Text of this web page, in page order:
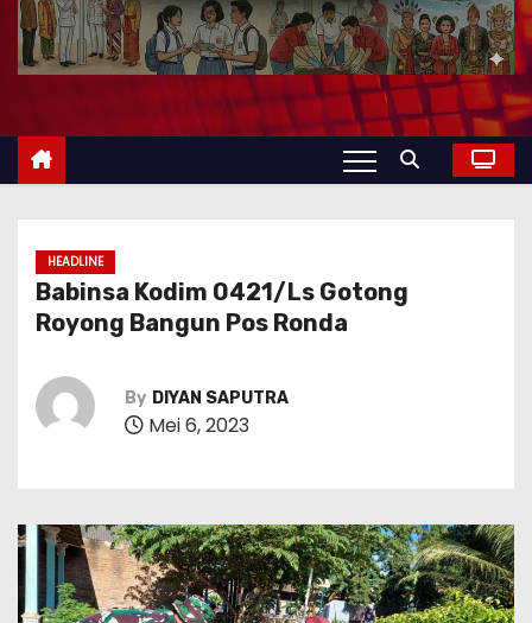
HEADLINE
Babinsa Kodim 0421/Ls Gotong
Royong Bangun Pos Ronda
By DIYAN SAPUTRA
Mei 6, 2023